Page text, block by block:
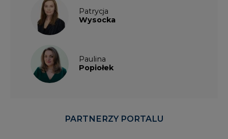
Paulina
Popiołek
PARTNERZY PORTALU